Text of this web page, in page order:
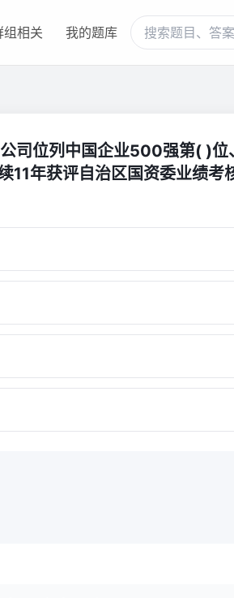
组相关 我的题库
司位列中国企业500强第( )位
11年获评自治区国资委业绩考